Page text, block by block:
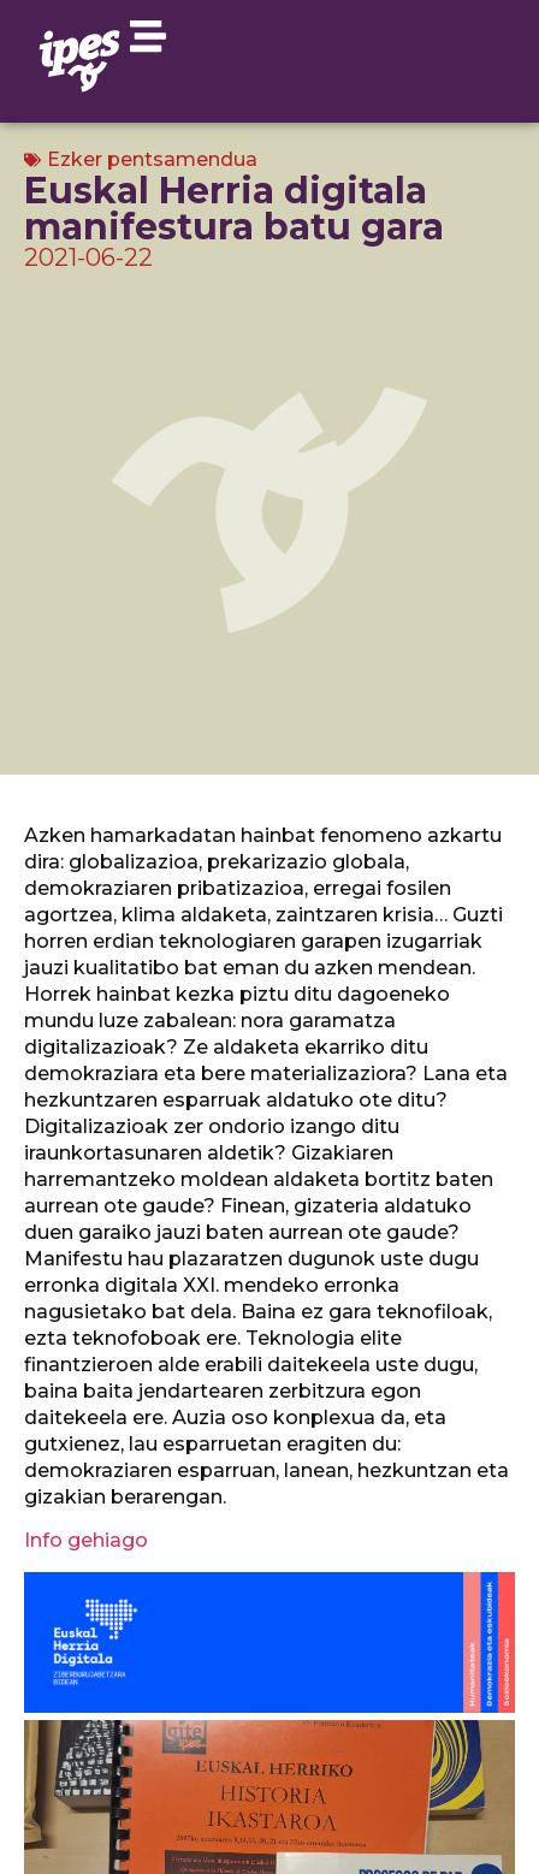
Ezker pentsamendua
Euskal Herria digitala
manifestura batu gara
2021-06-22
Azken hamarkadatan hainbat fenomeno azkartu
dira: globalizazioa, prekarizazio globala,
demokraziaren pribatizazioa, erregai fosilen
agortzea, klima aldaketa, zaintzaren krisia… Guzti
horren erdian teknologiaren garapen izugarriak
jauzi kualitatibo bat eman du azken mendean.
Horrek hainbat kezka piztu ditu dagoeneko
mundu luze zabalean: nora garamatza
digitalizazioak? Ze aldaketa ekarriko ditu
demokraziara eta bere materializaziora? Lana eta
hezkuntzaren esparruak aldatuko ote ditu?
Digitalizazioak zer ondorio izango ditu
iraunkortasunaren aldetik? Gizakiaren
harremantzeko moldean aldaketa bortitz baten
aurrean ote gaude? Finean, gizateria aldatuko
duen garaiko jauzi baten aurrean ote gaude?
Manifestu hau plazaratzen dugunok uste dugu
erronka digitala XXI. mendeko erronka
nagusietako bat dela. Baina ez gara teknofiloak,
ezta teknofoboak ere. Teknologia elite
finantzieroen alde erabili daitekeela uste dugu,
baina baita jendartearen zerbitzura egon
daitekeela ere. Auzia oso konplexua da, eta
gutxienez, lau esparruetan eragiten du:
demokraziaren esparruan, lanean, hezkuntzan eta
gizakian berarengan.
Info gehiago